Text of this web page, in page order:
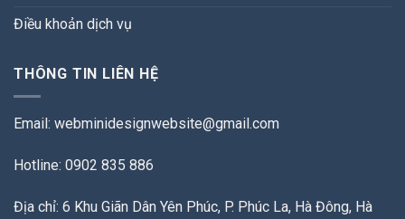
Điều khoản dịch vụ
THÔNG TIN LIÊN HỆ
Email: webminidesignwebsite@gmail.com
Hotline: 0902 835 886
Địa chỉ: 6 Khu Giãn Dân Yên Phúc, P. Phúc La, Hà Đông, Hà